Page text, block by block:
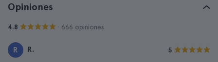
Opiniones
4.8 · 666 opiniones
R R. 5